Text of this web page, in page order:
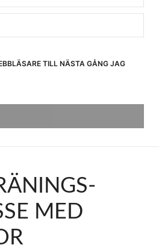
TILL NÄSTA GÅNG JAG
MED